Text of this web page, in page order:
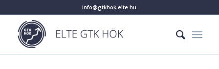
info@gtkhok.elte.hu